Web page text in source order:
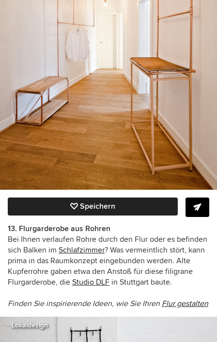
Speichern
13. Flurgarderobe aus Rohren
Bei Ihnen verlaufen Rohre durch den Flur oder es befinden
sich Balken im Schlafzimmer? Was vermeintlich stört, kann
prima in das Raumkonzept eingebunden werden. Alte
Kupferrohre gaben etwa den Anstoß für diese filigrane
Flurgarderobe, die Studio DLF in Stuttgart baute.
Finden Sie inspirierende Ideen, wie Sie Ihren Flur gestalten
Lokaldesign